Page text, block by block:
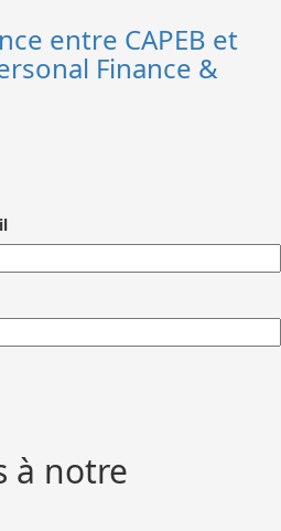
entre CAPEB et
Finance &
à notre